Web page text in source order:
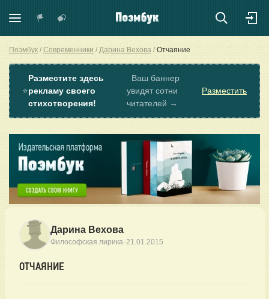
Поэмбук Современники Дарина Вехова Отчаяние
⭐
Разместите здесь
рекламу своего
стихотворения!
Ваш баннер
увидят сотни
читателей →
Разместить
Дарина Вехова
Философская лирика·21.01.2015
ОТЧАЯНИЕ